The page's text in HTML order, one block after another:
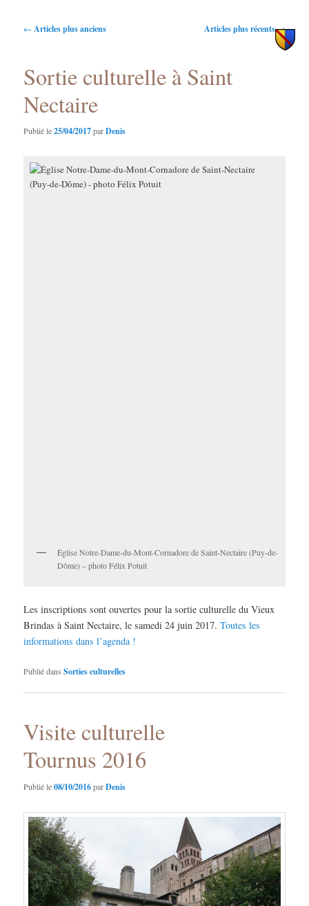
Navigation
← Articles plus anciens Articles plus récents→
Sortie culturelle à Saint
Nectaire
Publié le25/04/2017parDenis
Église Notre-Dame-du-Mont-Cornadore de Saint-Nectaire (Puy-de-
Dôme) – photo Félix Potuit
Les inscriptions sont ouvertes pour la sortie culturelle du Vieux
Brindas à Saint Nectaire, le samedi 24 juin 2017.Toutes les
informations dans l’agenda !
Publié dans Sorties culturelles
Visite culturelle
Tournus 2016
Publié le08/10/2016parDenis